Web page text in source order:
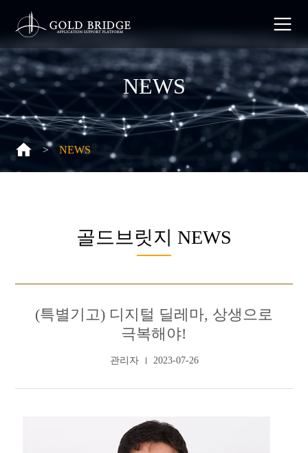
NEWS
> NEWS
골드브릿지 NEWS
(특별기고) 디지털 딜레마, 상생으로
극복해야!
관리자 2023-07-26